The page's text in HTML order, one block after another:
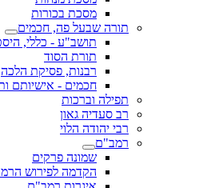
מסכת בכורות
תורה שבעל פה, חכמים
תושב"ע - כללי,
תורת הסוד
רבנות, פסיקת הלכה
חכמים - אישיותם
תפילה וברכות
רב סעדיה גאון
רבי יהודה הלוי
רמב"ם
שמונה פרקים
הקדמה לפירוש